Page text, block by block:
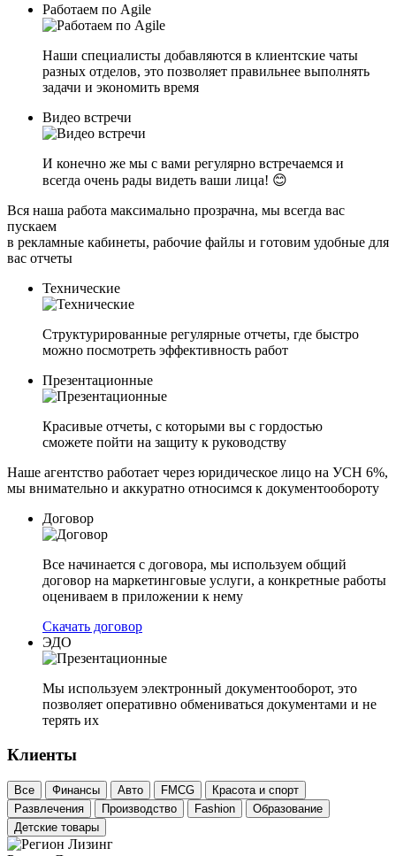
Работаем по Agile
Наши специалисты добавляются в клиентские чаты
разных отделов, это позволяет правильнее выполнять
задачи и экономить время
Видео встречи
И конечно же мы с вами регулярно встречаемся и
всегда очень рады видеть ваши лица! 😊
Вся наша работа максимально прозрачна, мы всегда вас
пускаем
в рекламные кабинеты, рабочие файлы и готовим удобные для
вас отчеты
Технические
Структурированные регулярные отчеты, где быстро
можно посмотреть эффективность работ
Презентационные
Красивые отчеты, с которыми вы с гордостью
сможете пойти на защиту к руководству
Наше агентство работает через юридическое лицо на УСН 6%,
мы внимательно и аккуратно относимся к документообороту
Договор
Все начинается с договора, мы используем общий
договор на маркетинговые услуги, а конкретные работы
оцениваем в приложении к нему
Скачать договор
ЭДО
Мы используем электронный документооборот, это
позволяет оперативно обмениваться документами и не
терять их
Клиенты
Все Финансы Авто FMCG
Красота и спорт
Развлечения
Производство Fashion
Образование
Детские товары